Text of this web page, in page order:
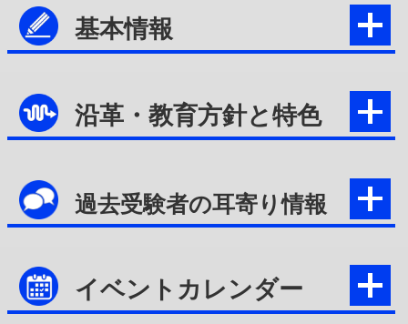
基本情報
沿革・教育方針と特色
過去受験者の耳寄り情報
イベントカレンダー